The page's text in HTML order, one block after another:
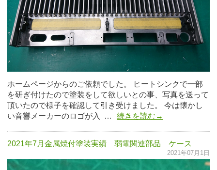
ホームページからのご依頼でした。 ヒートシンクで一部
を研ぎ付けたので塗装をして欲しいとの事、写真を送って
頂いたので様子を確認して引き受けました。 今は懐かし
い音響メーカーのロゴが入 …
続きを読む→
2021年7月金属焼付塗装実績 弱電関連部品 ケース
2021年07月1日